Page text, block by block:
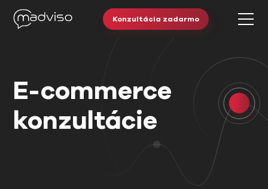
Konzultácia zadarmo
E-commerce
konzultácie